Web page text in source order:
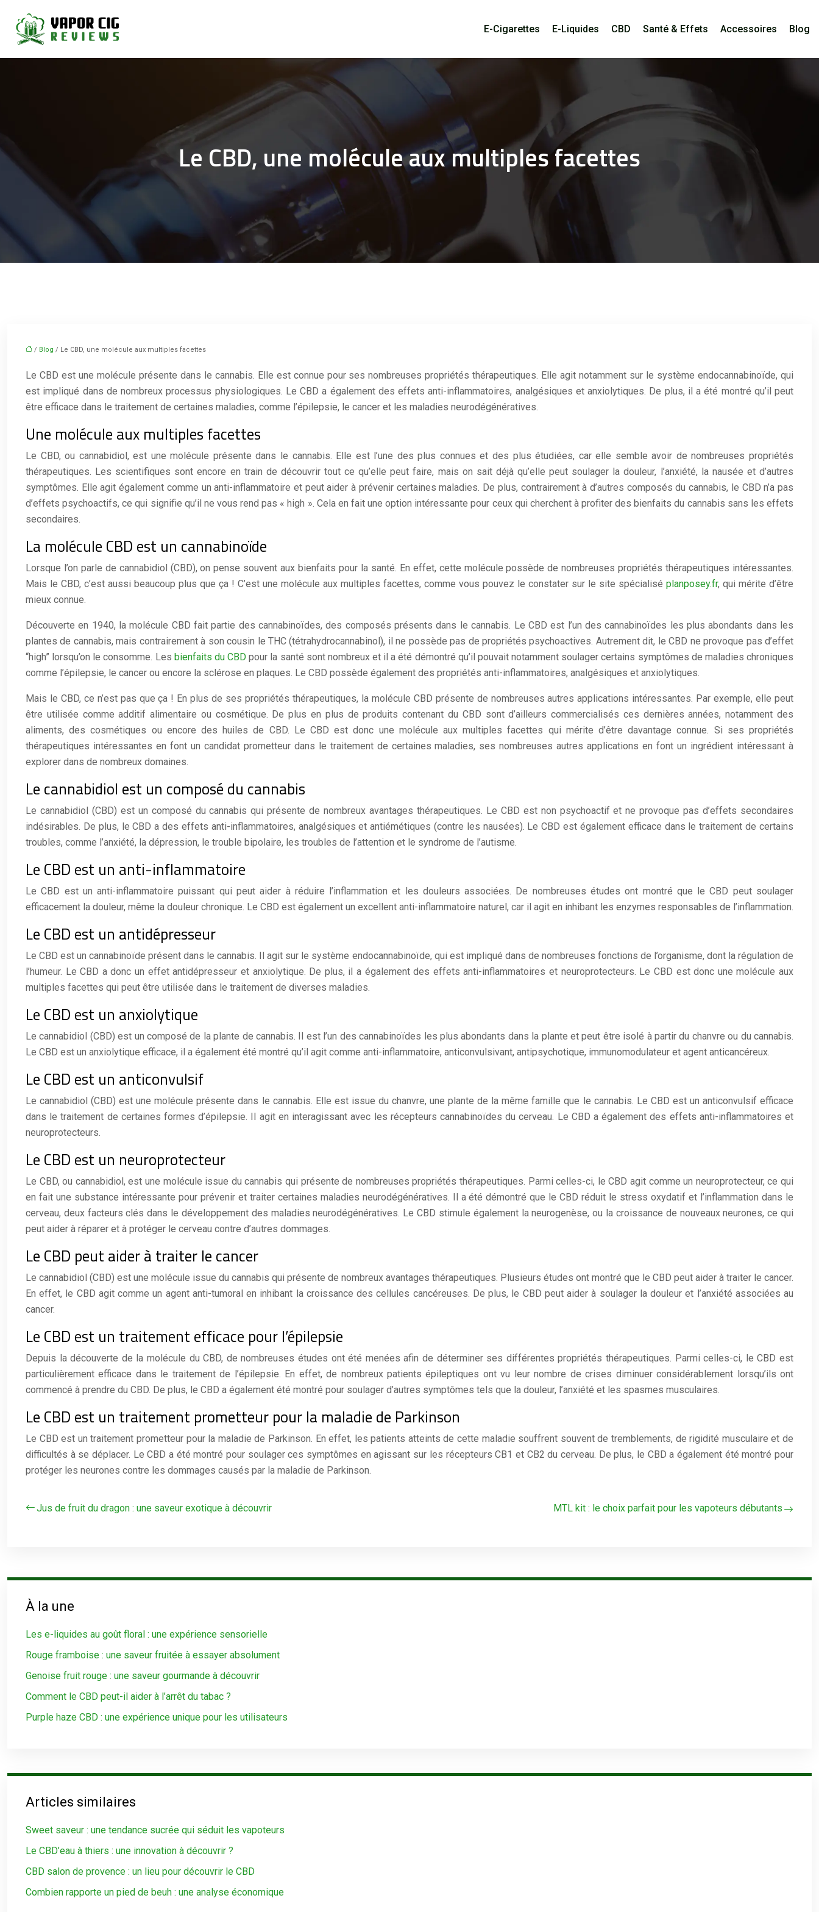
E-Cigarettes E-Liquides CBD Santé & Effets Accessoires Blog
Le CBD, une molécule aux multiples facettes
/ Blog / Le CBD, une molécule aux multiples facettes
Le CBD est une molécule présente dans le cannabis. Elle est connue pour ses nombreuses propriétés thérapeutiques. Elle agit notamment sur le système endocannabinoïde, qui
est impliqué dans de nombreux processus physiologiques. Le CBD a également des effets anti-inflammatoires, analgésiques et anxiolytiques. De plus, il a été montré qu’il peut
être efficace dans le traitement de certaines maladies, comme l’épilepsie, le cancer et les maladies neurodégénératives.
Une molécule aux multiples facettes
Le CBD, ou cannabidiol, est une molécule présente dans le cannabis. Elle est l’une des plus connues et des plus étudiées, car elle semble avoir de nombreuses propriétés
thérapeutiques. Les scientifiques sont encore en train de découvrir tout ce qu’elle peut faire, mais on sait déjà qu’elle peut soulager la douleur, l’anxiété, la nausée et d’autres
symptômes. Elle agit également comme un anti-inflammatoire et peut aider à prévenir certaines maladies. De plus, contrairement à d’autres composés du cannabis, le CBD n’a pas
d’effets psychoactifs, ce qui signifie qu’il ne vous rend pas « high ». Cela en fait une option intéressante pour ceux qui cherchent à profiter des bienfaits du cannabis sans les effets
secondaires.
La molécule CBD est un cannabinoïde
Lorsque l’on parle de cannabidiol (CBD), on pense souvent aux bienfaits pour la santé. En effet, cette molécule possède de nombreuses propriétés thérapeutiques intéressantes.
Mais le CBD, c’est aussi beaucoup plus que ça ! C’est une molécule aux multiples facettes, comme vous pouvez le constater sur le site spécialisé planposey.fr, qui mérite d’être
mieux connue.
Découverte en 1940, la molécule CBD fait partie des cannabinoïdes, des composés présents dans le cannabis. Le CBD est l’un des cannabinoïdes les plus abondants dans les
plantes de cannabis, mais contrairement à son cousin le THC (tétrahydrocannabinol), il ne possède pas de propriétés psychoactives. Autrement dit, le CBD ne provoque pas d’effet
“high” lorsqu’on le consomme. Les bienfaits du CBD pour la santé sont nombreux et il a été démontré qu’il pouvait notamment soulager certains symptômes de maladies chroniques
comme l’épilepsie, le cancer ou encore la sclérose en plaques. Le CBD possède également des propriétés anti-inflammatoires, analgésiques et anxiolytiques.
Mais le CBD, ce n’est pas que ça ! En plus de ses propriétés thérapeutiques, la molécule CBD présente de nombreuses autres applications intéressantes. Par exemple, elle peut
être utilisée comme additif alimentaire ou cosmétique. De plus en plus de produits contenant du CBD sont d’ailleurs commercialisés ces dernières années, notamment des
aliments, des cosmétiques ou encore des huiles de CBD. Le CBD est donc une molécule aux multiples facettes qui mérite d’être davantage connue. Si ses propriétés
thérapeutiques intéressantes en font un candidat prometteur dans le traitement de certaines maladies, ses nombreuses autres applications en font un ingrédient intéressant à
explorer dans de nombreux domaines.
Le cannabidiol est un composé du cannabis
Le cannabidiol (CBD) est un composé du cannabis qui présente de nombreux avantages thérapeutiques. Le CBD est non psychoactif et ne provoque pas d’effets secondaires
indésirables. De plus, le CBD a des effets anti-inflammatoires, analgésiques et antiémétiques (contre les nausées). Le CBD est également efficace dans le traitement de certains
troubles, comme l’anxiété, la dépression, le trouble bipolaire, les troubles de l’attention et le syndrome de l’autisme.
Le CBD est un anti-inflammatoire
Le CBD est un anti-inflammatoire puissant qui peut aider à réduire l’inflammation et les douleurs associées. De nombreuses études ont montré que le CBD peut soulager
efficacement la douleur, même la douleur chronique. Le CBD est également un excellent anti-inflammatoire naturel, car il agit en inhibant les enzymes responsables de l’inflammation.
Le CBD est un antidépresseur
Le CBD est un cannabinoïde présent dans le cannabis. Il agit sur le système endocannabinoïde, qui est impliqué dans de nombreuses fonctions de l’organisme, dont la régulation de
l’humeur. Le CBD a donc un effet antidépresseur et anxiolytique. De plus, il a également des effets anti-inflammatoires et neuroprotecteurs. Le CBD est donc une molécule aux
multiples facettes qui peut être utilisée dans le traitement de diverses maladies.
Le CBD est un anxiolytique
Le cannabidiol (CBD) est un composé de la plante de cannabis. Il est l’un des cannabinoïdes les plus abondants dans la plante et peut être isolé à partir du chanvre ou du cannabis.
Le CBD est un anxiolytique efficace, il a également été montré qu’il agit comme anti-inflammatoire, anticonvulsivant, antipsychotique, immunomodulateur et agent anticancéreux.
Le CBD est un anticonvulsif
Le cannabidiol (CBD) est une molécule présente dans le cannabis. Elle est issue du chanvre, une plante de la même famille que le cannabis. Le CBD est un anticonvulsif efficace
dans le traitement de certaines formes d’épilepsie. Il agit en interagissant avec les récepteurs cannabinoïdes du cerveau. Le CBD a également des effets anti-inflammatoires et
neuroprotecteurs.
Le CBD est un neuroprotecteur
Le CBD, ou cannabidiol, est une molécule issue du cannabis qui présente de nombreuses propriétés thérapeutiques. Parmi celles-ci, le CBD agit comme un neuroprotecteur, ce qui
en fait une substance intéressante pour prévenir et traiter certaines maladies neurodégénératives. Il a été démontré que le CBD réduit le stress oxydatif et l’inflammation dans le
cerveau, deux facteurs clés dans le développement des maladies neurodégénératives. Le CBD stimule également la neurogenèse, ou la croissance de nouveaux neurones, ce qui
peut aider à réparer et à protéger le cerveau contre d’autres dommages.
Le CBD peut aider à traiter le cancer
Le cannabidiol (CBD) est une molécule issue du cannabis qui présente de nombreux avantages thérapeutiques. Plusieurs études ont montré que le CBD peut aider à traiter le cancer.
En effet, le CBD agit comme un agent anti-tumoral en inhibant la croissance des cellules cancéreuses. De plus, le CBD peut aider à soulager la douleur et l’anxiété associées au
cancer.
Le CBD est un traitement efficace pour l’épilepsie
Depuis la découverte de la molécule du CBD, de nombreuses études ont été menées afin de déterminer ses différentes propriétés thérapeutiques. Parmi celles-ci, le CBD est
particulièrement efficace dans le traitement de l’épilepsie. En effet, de nombreux patients épileptiques ont vu leur nombre de crises diminuer considérablement lorsqu’ils ont
commencé à prendre du CBD. De plus, le CBD a également été montré pour soulager d’autres symptômes tels que la douleur, l’anxiété et les spasmes musculaires.
Le CBD est un traitement prometteur pour la maladie de Parkinson
Le CBD est un traitement prometteur pour la maladie de Parkinson. En effet, les patients atteints de cette maladie souffrent souvent de tremblements, de rigidité musculaire et de
difficultés à se déplacer. Le CBD a été montré pour soulager ces symptômes en agissant sur les récepteurs CB1 et CB2 du cerveau. De plus, le CBD a également été montré pour
protéger les neurones contre les dommages causés par la maladie de Parkinson.
Jus de fruit du dragon : une saveur exotique à découvrir MTL kit : le choix parfait pour les vapoteurs débutants
À la une
Les e-liquides au goût floral : une expérience sensorielle
Rouge framboise : une saveur fruitée à essayer absolument
Genoise fruit rouge : une saveur gourmande à découvrir
Comment le CBD peut-il aider à l’arrêt du tabac ?
Purple haze CBD : une expérience unique pour les utilisateurs
Articles similaires
Sweet saveur : une tendance sucrée qui séduit les vapoteurs
Le CBD’eau à thiers : une innovation à découvrir ?
CBD salon de provence : un lieu pour découvrir le CBD
Combien rapporte un pied de beuh : une analyse économique